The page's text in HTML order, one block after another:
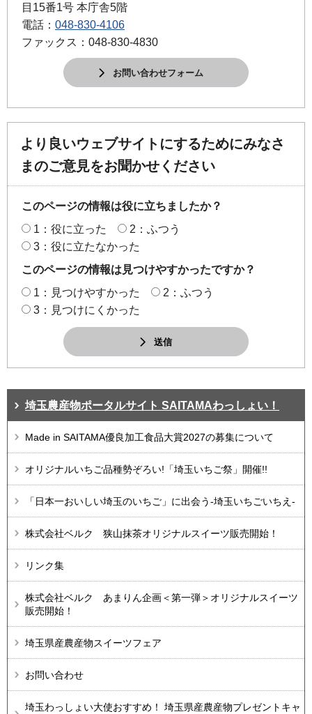
目15番1号 本庁舎5階
電話： 048-830-4106
ファックス：048-830-4830
お問い合わせフォーム
より良いウェブサイトにするためにみなさ
まのご意見をお聞かせください
このページの情報は役に立ちましたか？
1：役に立った
2：ふつう
3：役に立たなかった
このページの情報は見つけやすかったですか？
1：見つけやすかった
2：ふつう
3：見つけにくかった
送信
埼玉農産物ポータルサイト SAITAMAわっしょい！
Made in SAITAMA優良加工食品大賞2027の募集について
オリジナルいちご品種勢ぞろい!「埼玉いちご祭」開催!!
「日本一おいしい埼玉のいちご」に出会う-埼玉いちごいちえ-
株式会社ベルク 狭山抹茶オリジナルスイーツ販売開始！
リンク集
株式会社ベルク あまりん企画＜第一弾＞オリジナルスイーツ
販売開始！
埼玉県産農産物スイーツフェア
お問い合わせ
埼玉わっしょい大使おすすめ！ 埼玉県産農産物プレゼントキャ